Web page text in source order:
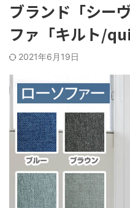
ブランド「シー
ファ「キルト/
2021年6月19日